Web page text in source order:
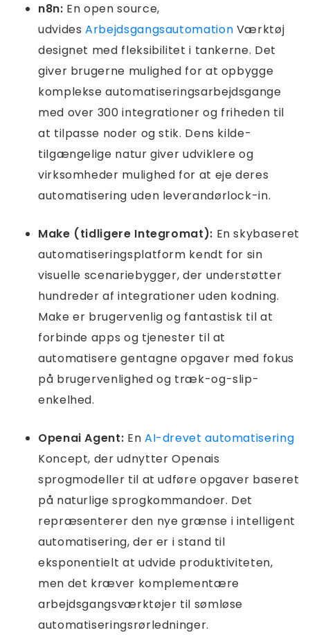
n8n: En open source,
udvidesArbejdsgangsautomation Værktøj
designet med fleksibilitet i tankerne. Det
giver brugerne mulighed for at opbygge
komplekse automatiseringsarbejdsgange
med over 300 integrationer og friheden til
at tilpasse noder og stik. Dens kilde-
tilgængelige natur giver udviklere og
virksomheder mulighed for at eje deres
automatisering uden leverandørlock-in.
Make (tidligere Integromat): En skybaseret
automatiseringsplatform kendt for sin
visuelle scenariebygger, der understøtter
hundreder af integrationer uden kodning.
Make er brugervenlig og fantastisk til at
forbinde apps og tjenester til at
automatisere gentagne opgaver med fokus
på brugervenlighed og træk-og-slip-
enkelhed.
Openai Agent: En AI-drevet automatisering
Koncept, der udnytter Openais
sprogmodeller til at udføre opgaver baseret
på naturlige sprogkommandoer. Det
repræsenterer den nye grænse i intelligent
automatisering, der er i stand til
eksponentielt at udvide produktiviteten,
men det kræver komplementære
arbejdsgangsværktøjer til sømløse
automatiseringsrørledninger.